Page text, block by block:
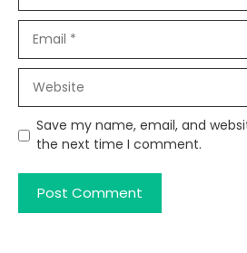
Save my name, email, and
the next time I comment.